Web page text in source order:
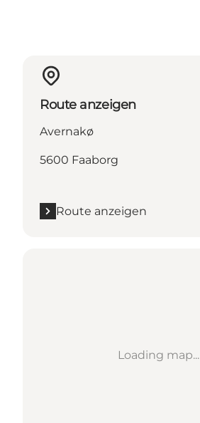
Route anzeigen
Avernakø
5600 Faaborg
Route anzeigen
Loading map...